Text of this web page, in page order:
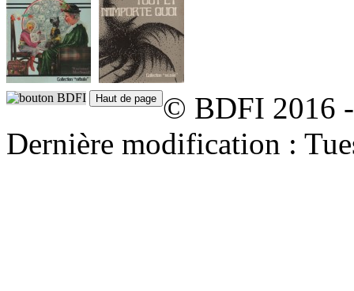
© BDFI 2016
Dernière modification :